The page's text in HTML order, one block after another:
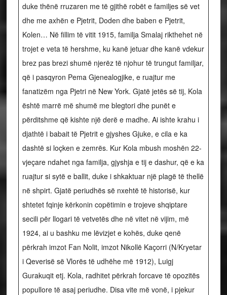
duke thënë rruzaren me të gjithë robët e familjes së vet
dhe me axhën e Pjetrit, Doden dhe baben e Pjetrit,
Kolen… Në fillim të vitit 1915, familja Smalaj rikthehet në
trojet e veta të hershme, ku kanë jetuar dhe kanë vdekur
brez pas brezi shumë njerëz të njohur të trungut familjar,
që i pasqyron Pema Gjenealogjike, e ruajtur me
fanatizëm nga Pjetri në New York. Gjatë jetës së tij, Kola
është marrë më shumë me blegtori dhe punët e
përditshme që kishte një derë e madhe. Ai ishte krahu i
djathtë i babait të Pjetrit e gjyshes Gjuke, e cila e ka
dashtë si loçken e zemrës. Kur Kola mbush moshën 22-
vjeçare ndahet nga familja, gjyshja e tij e dashur, që e ka
ruajtur si sytë e ballit, duke i shkaktuar një plagë të thellë
në shpirt. Gjatë periudhës së nxehtë të historisë, kur
shtetet fqinje kërkonin copëtimin e trojeve shqiptare
secili për llogari të vetvetës dhe në vitet në vijim, më
1924, ai u bashku me lëvizjet e kohës, duke qenë
përkrah imzot Fan Nolit, imzot Nikollë Kaçorri (N/Kryetar
i Qeverisë së Vlorës të udhëhe më 1912), Luigj
Gurakuqit etj. Kola, radhitet përkrah forcave të opozitës
popullore të asaj periudhe. Disa vite më vonë, i pjekur